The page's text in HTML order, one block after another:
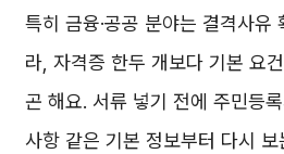
특히 금융·공공 분야는 결격사유
라, 자격증 한두 개보다 기본 요
곤 해요. 서류 넣기 전에 주민등
사항 같은 기본 정보부터 다시 보